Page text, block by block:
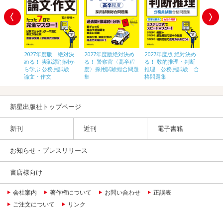
2027年度版 絶対決
める！ 実戦添削例か
ら学ぶ 公務員試験
論文・作文
2027年度版絶対決め
る！ 警察官〈高卒程
度〉採用試験総合問題
集
2027年度版 絶対決め
る！ 数的推理・判断
推理 公務員試験 合
格問題集
新星出版社トップページ
新刊 近刊 電子書籍
お知らせ・プレスリリース
書店様向け
会社案内 著作権について お問い合わせ
正誤表
ご注文について
リンク